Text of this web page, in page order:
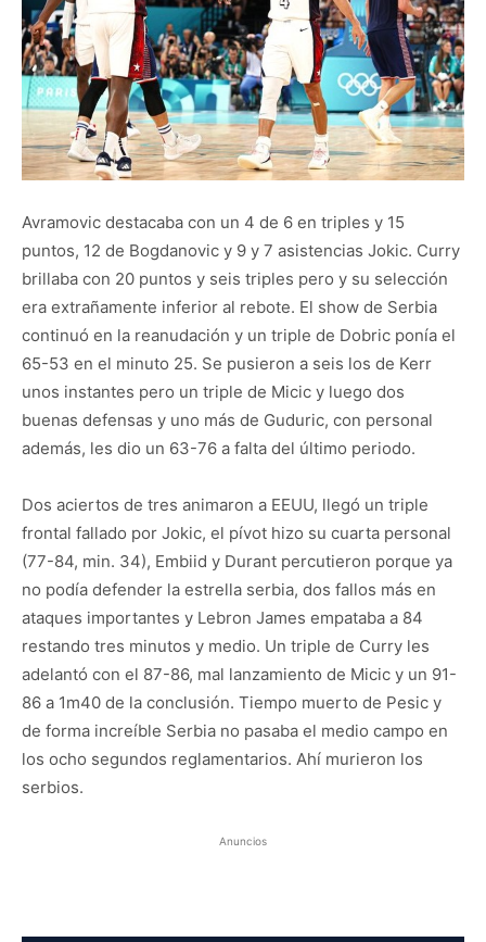
Avramovic destacaba con un 4 de 6 en triples y 15
puntos, 12 de Bogdanovic y 9 y 7 asistencias Jokic. Curry
brillaba con 20 puntos y seis triples pero y su selección
era extrañamente inferior al rebote. El show de Serbia
continuó en la reanudación y un triple de Dobric ponía el
65-53 en el minuto 25. Se pusieron a seis los de Kerr
unos instantes pero un triple de Micic y luego dos
buenas defensas y uno más de Guduric, con personal
además, les dio un 63-76 a falta del último periodo.
Dos aciertos de tres animaron a EEUU, llegó un triple
frontal fallado por Jokic, el pívot hizo su cuarta personal
(77-84, min. 34), Embiid y Durant percutieron porque ya
no podía defender la estrella serbia, dos fallos más en
ataques importantes y Lebron James empataba a 84
restando tres minutos y medio. Un triple de Curry les
adelantó con el 87-86, mal lanzamiento de Micic y un 91-
86 a 1m40 de la conclusión. Tiempo muerto de Pesic y
de forma increíble Serbia no pasaba el medio campo en
los ocho segundos reglamentarios. Ahí murieron los
serbios.
Anuncios